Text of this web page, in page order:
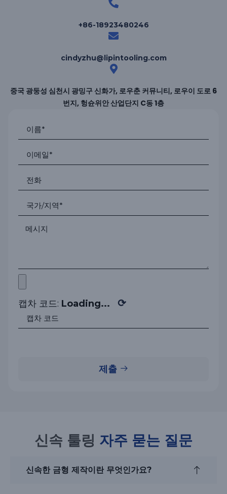
+86-18923480246
cindyzhu@lipintooling.com
중국 광둥성 심천시 광밍구 신화가, 로우춘 커뮤니티, 로우이 도로 6
번지, 헝슌위안 산업단지 C동 1층
캡차 코드: Loading... ⟳
제출
신속 툴링 자주 묻는 질문
신속한 금형 제작이란 무엇인가요?